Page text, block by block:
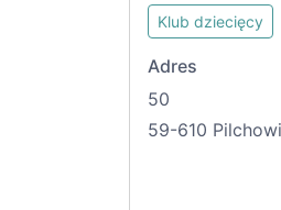
Klub dziecięcy
Adres
50
59-610